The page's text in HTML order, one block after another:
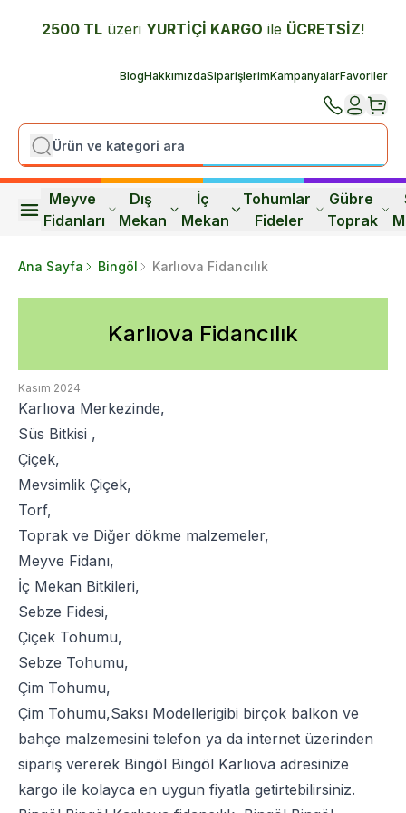
2500 TL üzeri YURTİÇİ KARGO ile ÜCRETSİZ!
BlogHakkımızdaSiparişlerimKampanyalarFavoriler
Meyve
Fidanları
Dış
Mekan
İç
Mekan
Tohumlar
Fideler
Gübre
Toprak
Ana Sayfa Bingöl Karlıova Fidancılık
Karlıova Fidancılık
Kasım 2024
Karlıova Merkezinde,
Süs Bitkisi ,
Çiçek,
Mevsimlik Çiçek,
Torf,
Toprak ve Diğer dökme malzemeler,
Meyve Fidanı,
İç Mekan Bitkileri,
Sebze Fidesi,
Çiçek Tohumu,
Sebze Tohumu,
Çim Tohumu,
Çim Tohumu,Saksı Modellerigibi birçok balkon ve
bahçe malzemesini telefon ya da internet üzerinden
sipariş vererek Bingöl Bingöl Karlıova adresinize
kargo ile kolayca en uygun fiyatla getirtebilirsiniz.